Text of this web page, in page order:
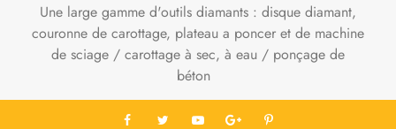
Une large gamme d'outils diamants : disque diamant,
couronne de carottage, plateau a poncer et de machine
de sciage / carottage à sec, à eau / ponçage de
béton